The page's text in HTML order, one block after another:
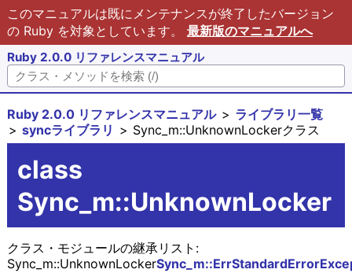
このマニュアルは既にメンテナンスが終了したバージョン
の Ruby を対象としています。 最新版のマニュアルへ
Ruby 2.0.0 リファレンスマニュアル
Ruby 2.0.0 リファレンスマニュアル
ライブラリ一覧
syncライブラリ
Sync_m::UnknownLockerクラス
class
Sync_m::UnknownLocker
クラス・モジュールの継承リスト:
StandardError
Sync_m::Err
Sync_m::UnknownLocker